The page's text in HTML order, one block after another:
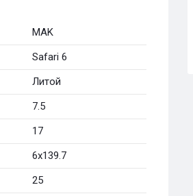
MAK
Safari 6
Литой
7.5
17
6x139.7
25